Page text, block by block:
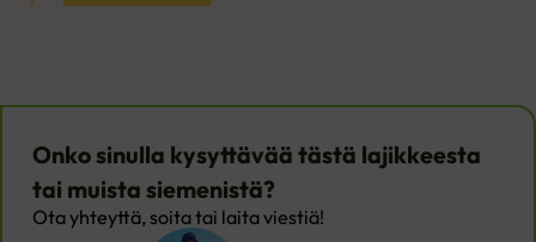
Onko sinulla kysyttävää tästä lajikkeesta
tai muista siemenistä?
Ota yhteyttä, soita tai laita viestiä!